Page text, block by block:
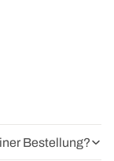
Bestellung?